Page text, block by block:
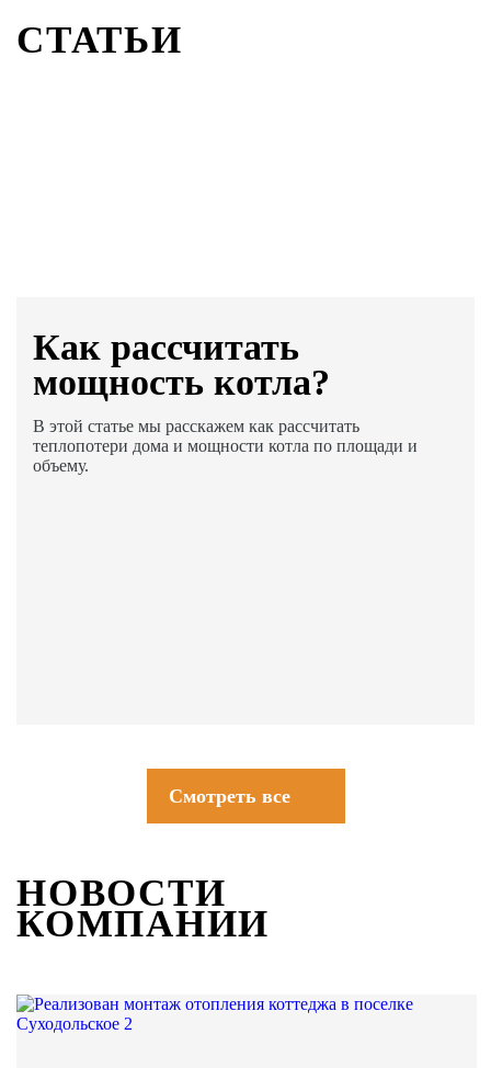
СТАТЬИ
Как раcсчитать
мощность котла?
В этой статье мы расскажем как рассчитать
теплопотери дома и мощности котла по площади и
объему.
Смотреть все
НОВОСТИ
КОМПАНИИ